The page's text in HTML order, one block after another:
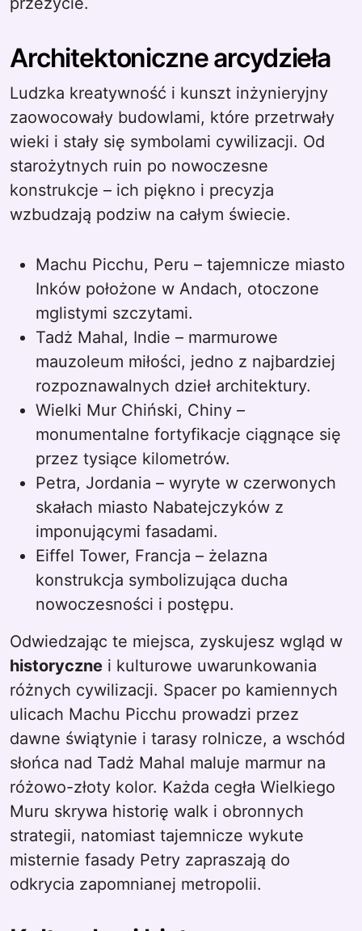
Architektoniczne arcydzieła
Ludzka kreatywność i kunszt inżynieryjny
zaowocowały budowlami, które przetrwały
wieki i stały się symbolami cywilizacji. Od
starożytnych ruin po nowoczesne
konstrukcje – ich piękno i precyzja
wzbudzają podziw na całym świecie.
Machu Picchu, Peru – tajemnicze miasto
Inków położone w Andach, otoczone
mglistymi szczytami.
Tadż Mahal, Indie – marmurowe
mauzoleum miłości, jedno z najbardziej
rozpoznawalnych dzieł architektury.
Wielki Mur Chiński, Chiny –
monumentalne fortyfikacje ciągnące się
przez tysiące kilometrów.
Petra, Jordania – wyryte w czerwonych
skałach miasto Nabatejczyków z
imponującymi fasadami.
Eiffel Tower, Francja – żelazna
konstrukcja symbolizująca ducha
nowoczesności i postępu.
Odwiedzając te miejsca, zyskujesz wgląd w
historyczne i kulturowe uwarunkowania
różnych cywilizacji. Spacer po kamiennych
ulicach Machu Picchu prowadzi przez
dawne świątynie i tarasy rolnicze, a wschód
słońca nad Tadż Mahal maluje marmur na
różowo-złoty kolor. Każda cegła Wielkiego
Muru skrywa historię walk i obronnych
strategii, natomiast tajemnicze wykute
misternie fasady Petry zapraszają do
odkrycia zapomnianej metropolii.